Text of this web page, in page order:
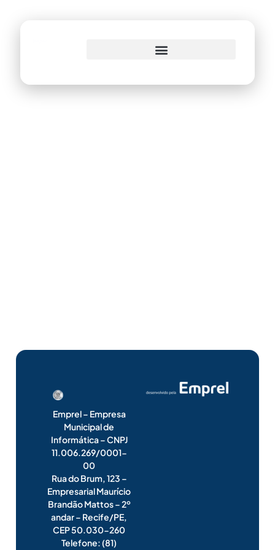
Emprel – Empresa
Municipal de
Informática – CNPJ
11.006.269/0001-
00
Rua do Brum, 123 –
Empresarial Maurício
Brandão Mattos – 2º
andar – Recife/PE,
CEP 50.030-260
Telefone: (81)